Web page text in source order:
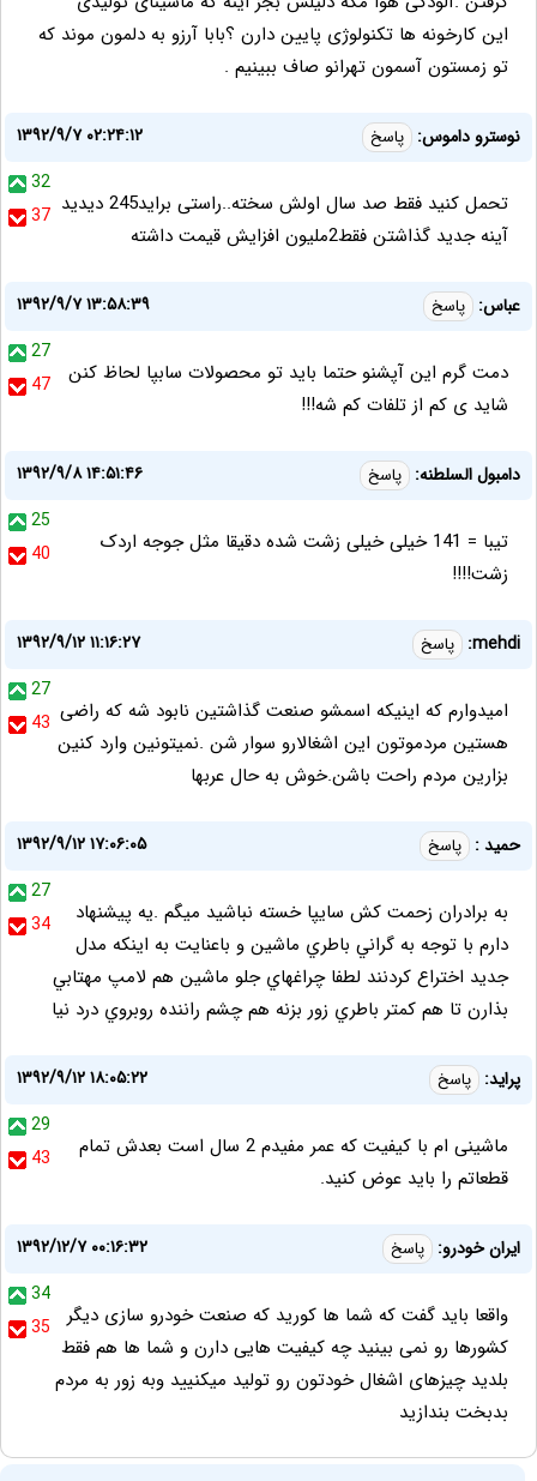
این کارخونه ها تکنولوژی پایین دارن ؟بابا آرزو به دلمون موند که
تو زمستون آسمون تهرانو صاف ببینیم .
نوسترو داموس: پاسخ
۱۳۹۲/۹/۷ ۰۲:۲۴:۱۲
32
37 تحمل کنید فقط صد سال اولش سخته..راستی براید245 دیدید
آینه جدید گذاشتن فقط2ملیون افزایش قیمت داشته
عباس: پاسخ
۱۳۹۲/۹/۷ ۱۳:۵۸:۳۹
27
47
دمت گرم این آپشنو حتما باید تو محصولات سابپا لحاظ کنن
شاید ی کم از تلفات کم شه!!!
دامبول السلطنه: پاسخ
۱۳۹۲/۹/۸ ۱۴:۵۱:۴۶
25
40
تیبا = 141 خیلی خیلی زشت شده دقیقا مثل جوجه اردک
زشت!!!!
mehdi: پاسخ
۱۳۹۲/۹/۱۲ ۱۱:۱۶:۲۷
27
43 امیدوارم که اینیکه اسمشو صنعت گذاشتین نابود شه که راضی
هستین مردموتون این اشغالارو سوار شن .نمیتونین وارد کنین
بزارین مردم راحت باشن.خوش به حال عربها
حميد : پاسخ
۱۳۹۲/۹/۱۲ ۱۷:۰۶:۰۵
27
34
به برادران زحمت كش سايپا خسته نباشيد ميگم .يه پيشنهاد
دارم با توجه به گراني باطري ماشين و باعنايت به اينكه مدل
جديد اختراع كردنند لطفا چراغهاي جلو ماشين هم لامپ مهتابي
بذارن تا هم كمتر باطري زور بزنه هم چشم راننده روبروي درد نيا
پراید: پاسخ
۱۳۹۲/۹/۱۲ ۱۸:۰۵:۲۲
29
43
ماشینی ام با کیفیت که عمر مفیدم 2 سال است بعدش تمام
قطعاتم را باید عوض کنید.
ایران خودرو: پاسخ
۱۳۹۲/۱۲/۷ ۰۰:۱۶:۳۲
34
35
واقعا باید گفت که شما ها کورید که صنعت خودرو سازی دیگر
کشورها رو نمی بینید چه کیفیت هایی دارن و شما ها هم فقط
بلدید چیزهای اشغال خودتون رو تولید میکنیید وبه زور به مردم
بدبخت بندازید